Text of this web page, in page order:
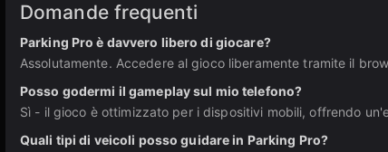
Domande frequenti
Parking Pro è davvero libero di giocare?
Assolutamente. Accedere al gioco liberamente tramite il
Posso godermi il gameplay sul mio telefono?
Sì - il gioco è ottimizzato per i dispositivi mobili, offrendo
Quali tipi di veicoli posso guidare in Parking Pro?